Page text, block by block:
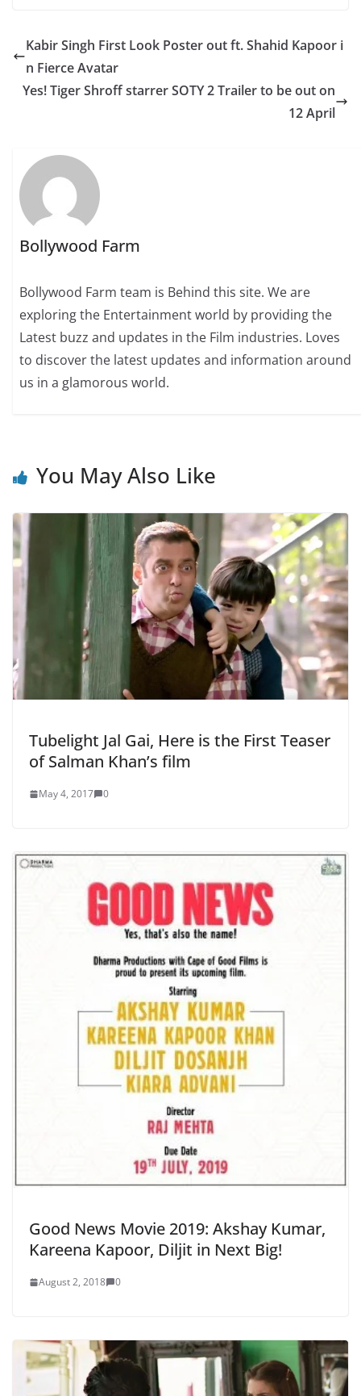
Kabir Singh First Look Poster out ft. Shahid Kapoor i
n Fierce Avatar
Yes! Tiger Shroff starrer SOTY 2 Trailer to be out on
12 April
Bollywood Farm
Bollywood Farm team is Behind this site. We are
exploring the Entertainment world by providing the
Latest buzz and updates in the Film industries. Loves
to discover the latest updates and information around
us in a glamorous world.
You May Also Like
Tubelight Jal Gai, Here is the First Teaser
of Salman Khan’s film
May 4, 2017 0
Good News Movie 2019: Akshay Kumar,
Kareena Kapoor, Diljit in Next Big!
August 2, 2018 0